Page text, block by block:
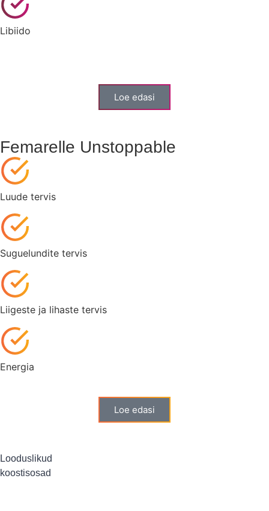
Libiido
Loe edasi
Femarelle Unstoppable
Luude tervis
Suguelundite tervis
Liigeste ja lihaste tervis
Energia
Loe edasi
Looduslikud
koostisosad